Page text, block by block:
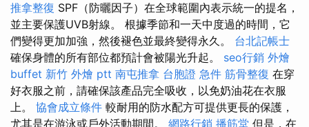
推拿整復 SPF（防曬因子）在全球範圍內表示統一的提名，
並主要保護UVB射線。 根據季節和一天中度過的時間，它
們變得更加加強，然後褪色並最終變得永久。 台北記帳士
確保身體的所有部位都預計會被陽光升起。 seo行銷 外燴
buffet 新竹 外燴 ptt 南屯推拿 台胞證 急件 筋骨整復 在穿
好衣服之前，請確保該產品完全吸收，以免奶油花在衣服
上。 協會成立條件 較耐用的防水配方可提供更長的保護，
尤其是在游泳或戶外活動期間。 網路行銷 播筋堂 但是，在